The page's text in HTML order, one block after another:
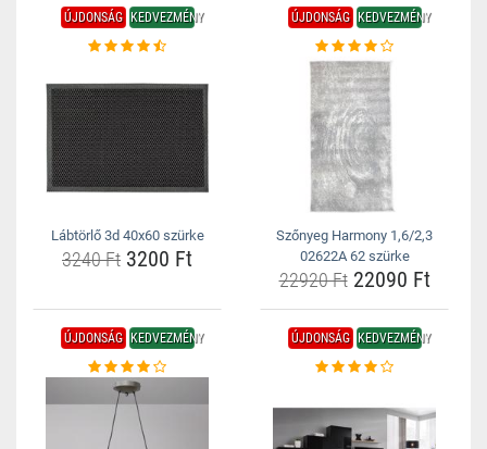
ÚJDONSÁG KEDVEZMÉNY
Lábtörlő 3d 40x60 szürke
3240 Ft 3200 Ft
ÚJDONSÁG KEDVEZMÉNY
Szőnyeg Harmony 1,6/2,3
02622A 62 szürke
22920 Ft22090 Ft
ÚJDONSÁG KEDVEZMÉNY ÚJDONSÁG KEDVEZMÉNY